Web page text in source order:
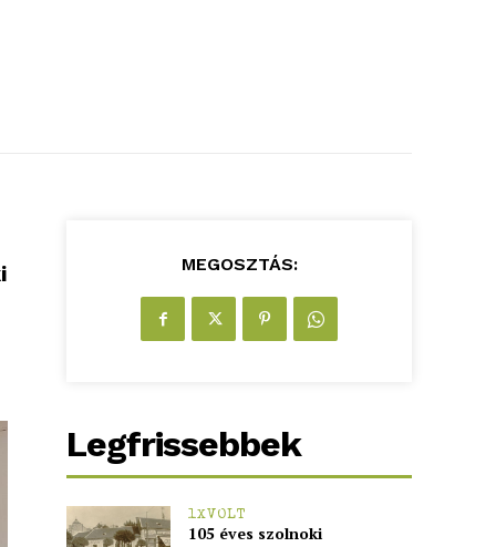
MEGOSZTÁS:
Legfrissebbek
1XVOLT
105 éves szolnoki